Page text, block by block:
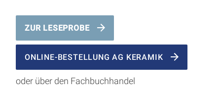
ZUR LESEPROBE
ONLINE-BESTELLUNG AG KERAMIK
oder über den Fachbuchhandel